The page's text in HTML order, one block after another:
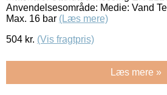
Anvendelsesområde: Medie: Vand
Max. 16 bar (Læs mere)
504 kr. (Vis fragtpris)
Læs mere »